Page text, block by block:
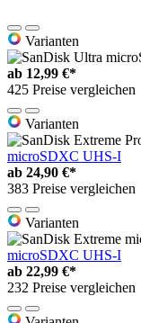
Varianten
ab 12,99 €*
425 Preise vergleichen
Varianten
microSDXC UHS-I
ab 24,90 €*
383 Preise vergleichen
Varianten
microSDXC UHS-I
ab 22,99 €*
232 Preise vergleichen